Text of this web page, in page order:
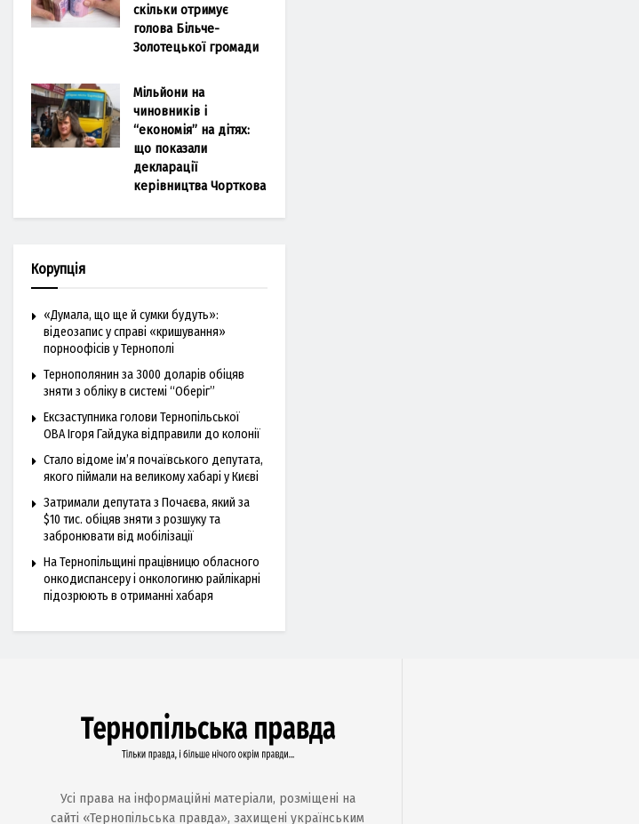
скільки отримує
голова Більче-
Золотецької громади
Мільйони на
чиновників і
“економія” на дітях:
що показали
декларації
керівництва Чорткова
Корупція
«Думала, що ще й сумки будуть»:
відеозапис у справі «кришування»
порноофісів у Тернополі
Тернополянин за 3000 доларів обіцяв
зняти з обліку в системі “Оберіг”
Ексзаступника голови Тернопільської
ОВА Ігоря Гайдука відправили до колонії
Стало відоме ім’я почаївського депутата,
якого піймали на великому хабарі у Києві
Затримали депутата з Почаєва, який за
$10 тис. обіцяв зняти з розшуку та
забронювати від мобілізації
На Тернопільщині працівницю обласного
онкодиспансеру і онкологиню райлікарні
підозрюють в отриманні хабаря
Усі права на інформаційні матеріали, розміщені на
сайті «Тернопільська правда», захищені українським